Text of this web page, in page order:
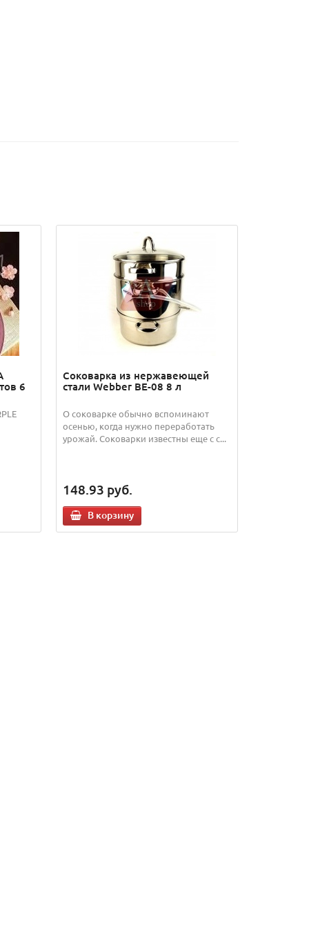
6
Соковарка из нержавеющей
стали Webber BE-08 8 л
О соковарке обычно вспоминают
осенью, когда нужно переработать
урожай. Соковарки известны еще с с...
148.93 руб.
В корзину